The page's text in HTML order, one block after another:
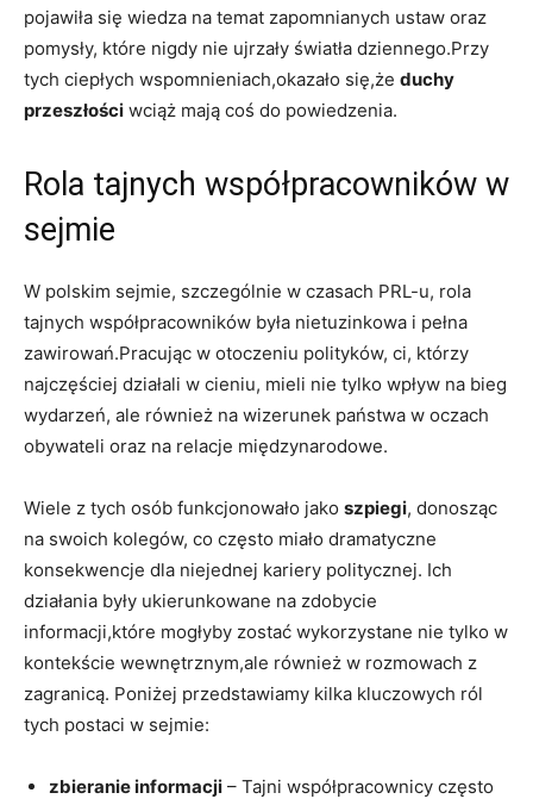
pojawiła się wiedza na temat zapomnianych ustaw oraz
pomysły, które nigdy nie ujrzały światła dziennego.Przy
tych ciepłych wspomnieniach,okazało się,że duchy
przeszłości wciąż mają coś do powiedzenia.
Rola tajnych współpracowników w
sejmie
W polskim sejmie, szczególnie w czasach PRL-u, rola
tajnych współpracowników była nietuzinkowa i pełna
zawirowań.Pracując w otoczeniu polityków, ci, którzy
najczęściej działali w cieniu, mieli nie tylko wpływ na bieg
wydarzeń, ale również na wizerunek państwa w oczach
obywateli oraz na relacje międzynarodowe.
Wiele z tych osób funkcjonowało jako szpiegi, donosząc
na swoich kolegów, co często miało dramatyczne
konsekwencje dla niejednej kariery politycznej. Ich
działania były ukierunkowane na zdobycie
informacji,które mogłyby zostać wykorzystane nie tylko w
kontekście wewnętrznym,ale również w rozmowach z
zagranicą. Poniżej przedstawiamy kilka kluczowych ról
tych postaci w sejmie:
zbieranie informacji – Tajni współpracownicy często